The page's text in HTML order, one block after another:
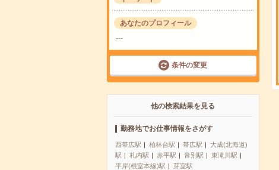
あなたのプロフィール
---
条件の変更
他の検索結果を見る
勤務地でお仕事情報をさがす
西帯広駅 柏林台駅 帯広駅
大成(北海道)
駅
札内駅 赤平駅 音別駅
東滝川駅
平岸(根室本線)駅
芽室駅